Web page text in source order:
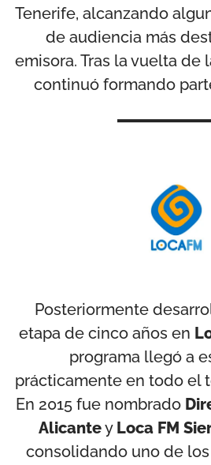
Tenerife, alcanzando
de audiencia más
emisora. Tras la vuelta de
continuó formando
Posteriormente
etapa de cinco años en
programa llegó a
prácticamente en todo el
En 2015 fue nombrado
Alicantey Loca FM
consolidando uno de